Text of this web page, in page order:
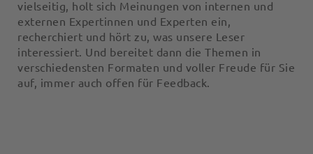
vielseitig, holt sich Meinungen von internen und
externen Expertinnen und Experten ein,
recherchiert und hört zu, was unsere Leser
interessiert. Und bereitet dann die Themen in
verschiedensten Formaten und voller Freude für Sie
auf, immer auch offen für Feedback.